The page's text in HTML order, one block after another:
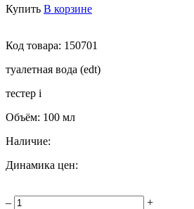
Купить В корзине
Код товара: 150701
туалетная вода (edt)
тестер i
Объём: 100 мл
Наличие:
Динамика цен:
– +